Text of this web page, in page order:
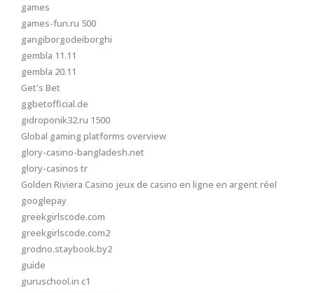
games
games-fun.ru 500
gangiborgodeiborghi
gembla 11.11
gembla 20.11
Get's Bet
ggbetofficial.de
gidroponik32.ru 1500
Global gaming platforms overview
glory-casino-bangladesh.net
glory-casinos tr
Golden Riviera Casino jeux de casino en ligne en argent réel
googlepay
greekgirlscode.com
greekgirlscode.com2
grodno.staybook.by2
guide
guruschool.in c1